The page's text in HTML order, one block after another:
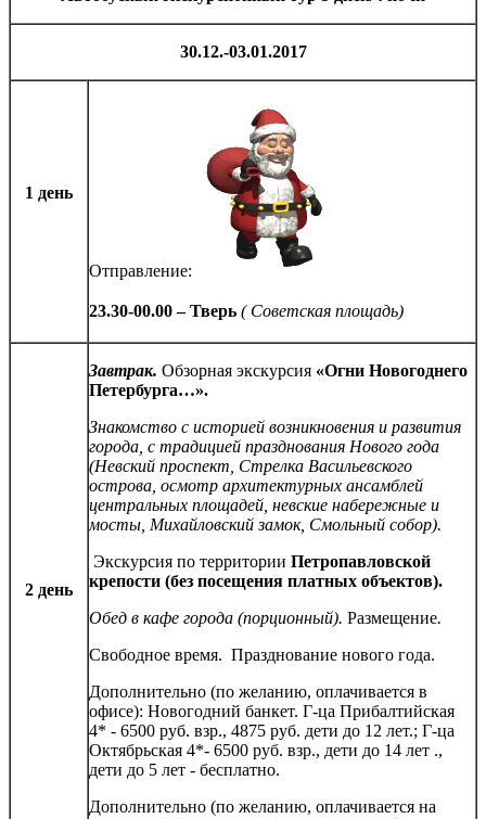
30.12.-03.01.2017
1 день
Отправление:
23.30-00.00 – Тверь ( Советская площадь)
2 день
Завтрак. Обзорная экскурсия «Огни Новогоднего
Петербурга…».
Знакомство с историей возникновения и развития
города, с традицией празднования Нового года
(Невский проспект, Стрелка Васильевского
острова, осмотр архитектурных ансамблей
центральных площадей, невские набережные и
мосты, Михайловский замок, Смольный собор).
Экскурсия по территории Петропавловской
крепости (без посещения платных объектов).
Обед в кафе города (порционный). Размещение.
Свободное время. Празднование нового года.
Дополнительно (по желанию, оплачивается в
офисе): Новогодний банкет. Г-ца Прибалтийская
4* - 6500 руб. взр., 4875 руб. дети до 12 лет.; Г-ца
Октябрьская 4*- 6500 руб. взр., дети до 14 лет .,
дети до 5 лет - бесплатно.
Дополнительно (по желанию, оплачивается на